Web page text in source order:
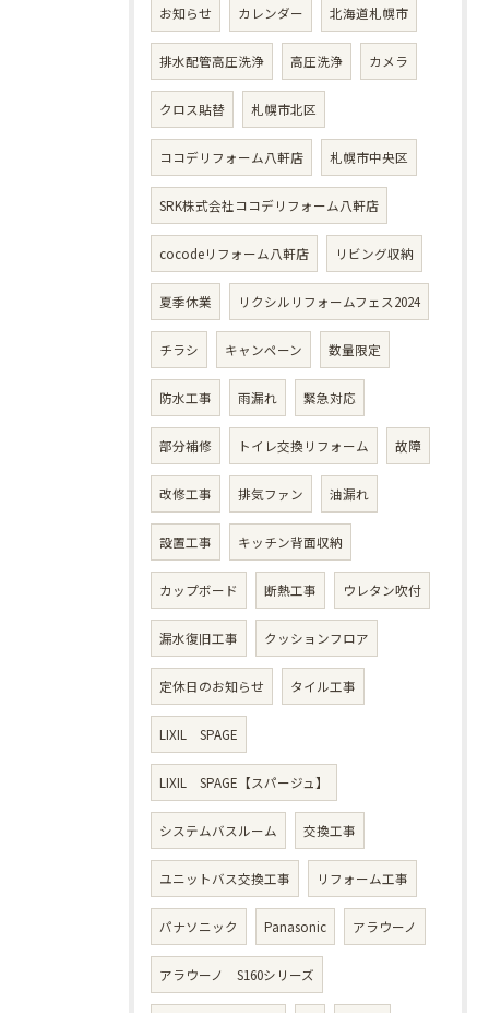
お知らせ カレンダー 北海道札幌市
排水配管高圧洗浄 高圧洗浄 カメラ
クロス貼替 札幌市北区
ココデリフォーム八軒店 札幌市中央区
SRK株式会社ココデリフォーム八軒店
cocodeリフォーム八軒店 リビング収納
夏季休業 リクシルリフォームフェス2024
チラシ キャンペーン 数量限定
防水工事 雨漏れ 緊急対応
部分補修 トイレ交換リフォーム 故障
改修工事 排気ファン 油漏れ
設置工事 キッチン背面収納
カップボード 断熱工事 ウレタン吹付
漏水復旧工事 クッションフロア
定休日のお知らせ タイル工事
LIXIL SPAGE
LIXIL SPAGE【スパージュ】
システムバスルーム 交換工事
ユニットバス交換工事 リフォーム工事
パナソニック Panasonic アラウーノ
アラウーノ S160シリーズ